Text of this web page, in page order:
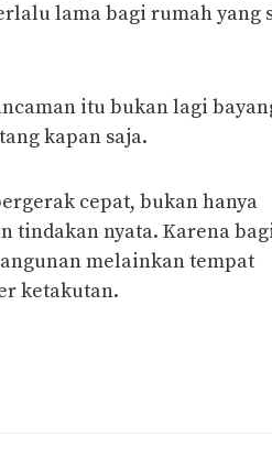
lama bagi rumah yang
itu bukan lagi
kapan saja.
cepat, bukan hanya
tindakan nyata. Karena
melainkan tempat
ketakutan.